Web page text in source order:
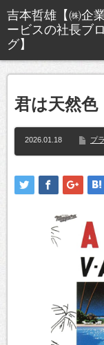
君は天然色
2026.01.18 プ